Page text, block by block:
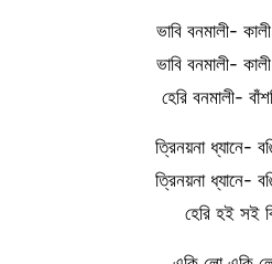
ভাবি বনমালী-
ভাবি বনমালী-
হেরি বনমালী-
ত্রিনয়না ধ্যানে-
ত্রিনয়না ধ্যানে-
হেরি হই সই